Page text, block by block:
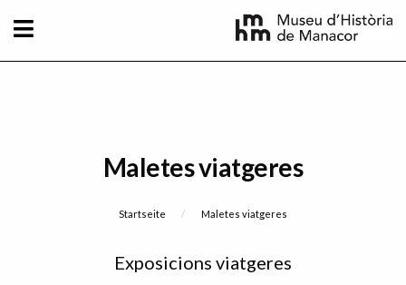
Maletes viatgeres
Breadcrumb
Startseite Current:
Maletes viatgeres
Exposicions viatgeres